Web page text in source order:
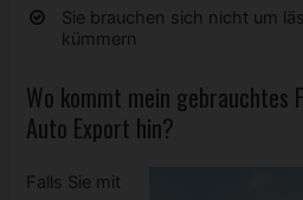
Sie brauchen sich nicht um
kümmern
Wo kommt mein gebrauchtes
Auto Export hin?
Falls Sie mit